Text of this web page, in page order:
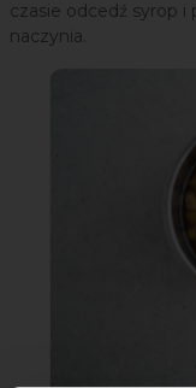
czasie odcedź syrop
naczynia.